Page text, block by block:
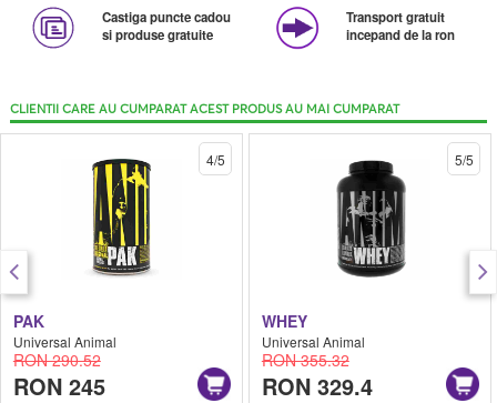
Castiga puncte cadou
si produse gratuite
Transport gratuit
incepand de la ron
CLIENTII CARE AU CUMPARAT ACEST PRODUS AU MAI CUMPARAT
PAK
Universal Animal
RON 290.52
RON 245
4/5
WHEY
Universal Animal
RON 355.32
RON 329.4
5/5